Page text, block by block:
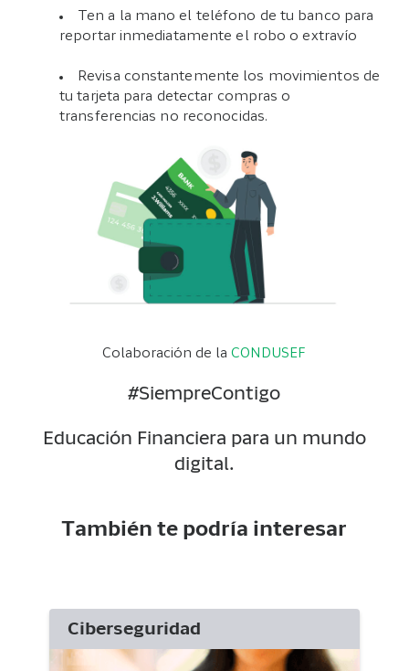
Ten a la mano el teléfono de tu banco para
reportar inmediatamente el robo o extravío
Revisa constantemente los movimientos de
tu tarjeta para detectar compras o
transferencias no reconocidas.
Colaboración de laCONDUSEF
#SiempreContigo
Educación Financiera para un mundo
digital.
También te podría interesar
Ciberseguridad